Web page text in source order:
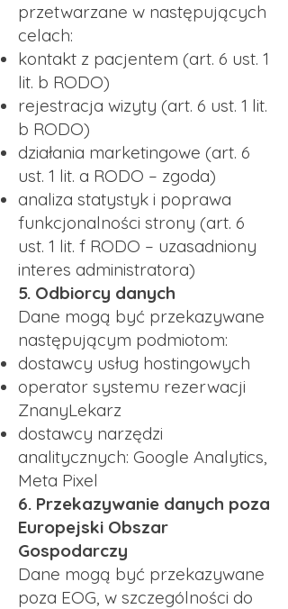
przetwarzane w następujących
celach:
kontakt z pacjentem (art. 6 ust. 1
lit. b RODO)
rejestracja wizyty (art. 6 ust. 1 lit.
b RODO)
działania marketingowe (art. 6
ust. 1 lit. a RODO – zgoda)
analiza statystyk i poprawa
funkcjonalności strony (art. 6
ust. 1 lit. f RODO – uzasadniony
interes administratora)
5. Odbiorcy danych
Dane mogą być przekazywane
następującym podmiotom:
dostawcy usług hostingowych
operator systemu rezerwacji
ZnanyLekarz
dostawcy narzędzi
analitycznych: Google Analytics,
Meta Pixel
6. Przekazywanie danych poza
Europejski Obszar
Gospodarczy
Dane mogą być przekazywane
poza EOG, w szczególności do